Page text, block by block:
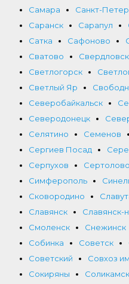
Самара
Санкт-
Саранск
Сарапул
Сатка
Сафоново
Сватово
Свердловск
Светлогорск
Светлый Яр
Северобайкальск
Северодонецк
Селятино
Семенов
Сергиев Посад
Серпухов
Сертолово
Симферополь
Сковородино
Славянск
Славянск-
Смоленск
Снежинск
Собинка
Советск
Советский
Совхоз
Сокиряны
Соликамск